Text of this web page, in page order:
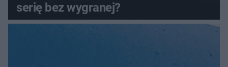
serię bez wygranej?